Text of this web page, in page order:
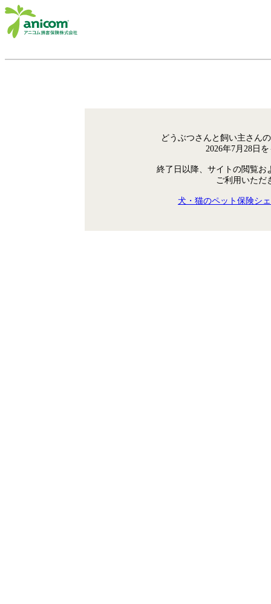
どうぶつさんと飼い主さん
2026年7月28日
終了日以降、サイトの閲覧お
ご利用いただ
犬・猫のペット保険シ